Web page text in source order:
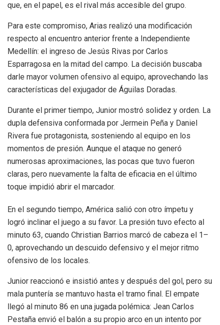
que, en el papel, es el rival más accesible del grupo.
Para este compromiso, Arias realizó una modificación
respecto al encuentro anterior frente a Independiente
Medellín: el ingreso de Jesús Rivas por Carlos
Esparragosa en la mitad del campo. La decisión buscaba
darle mayor volumen ofensivo al equipo, aprovechando las
características del exjugador de Águilas Doradas.
Durante el primer tiempo, Junior mostró solidez y orden. La
dupla defensiva conformada por Jermein Peña y Daniel
Rivera fue protagonista, sosteniendo al equipo en los
momentos de presión. Aunque el ataque no generó
numerosas aproximaciones, las pocas que tuvo fueron
claras, pero nuevamente la falta de eficacia en el último
toque impidió abrir el marcador.
En el segundo tiempo, América salió con otro ímpetu y
logró inclinar el juego a su favor. La presión tuvo efecto al
minuto 63, cuando Christian Barrios marcó de cabeza el 1–
0, aprovechando un descuido defensivo y el mejor ritmo
ofensivo de los locales.
Junior reaccionó e insistió antes y después del gol, pero su
mala puntería se mantuvo hasta el tramo final. El empate
llegó al minuto 86 en una jugada polémica: Jean Carlos
Pestaña envió el balón a su propio arco en un intento por